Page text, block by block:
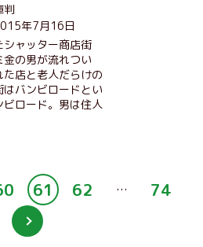
判
年7月16日
シャッター商店街
金の男が流れつい
た店と老人だらけの
はバンビロードとい
ビロード。男は住人
61 62 … 74